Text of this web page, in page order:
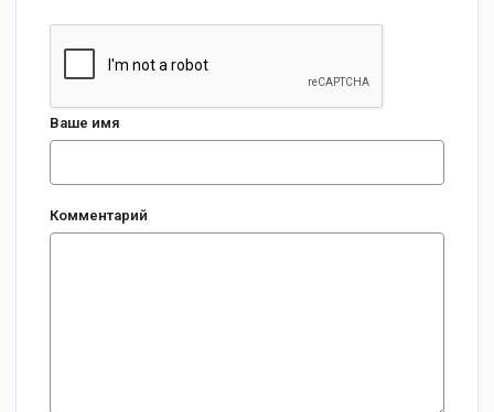
Ваше имя
Комментарий